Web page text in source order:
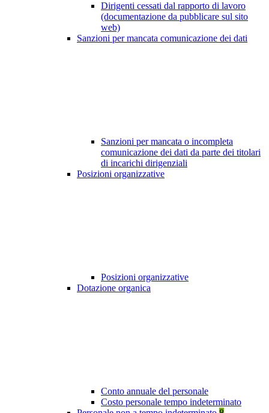
Dirigenti cessati dal rapporto di lavoro
(documentazione da pubblicare sul sito
web)
Sanzioni per mancata comunicazione dei dati
Sanzioni per mancata o incompleta
comunicazione dei dati da parte dei titolari
di incarichi dirigenziali
Posizioni organizzative
Posizioni organizzative
Dotazione organica
Conto annuale del personale
Costo personale tempo indeterminato